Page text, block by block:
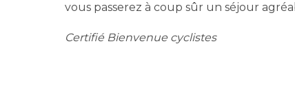
vous passerez à coup sûr un séjour
Certifié Bienvenue cyclistes